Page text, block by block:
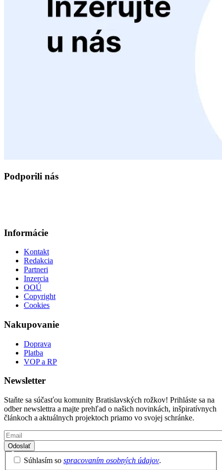
Podporili nás
Informácie
Kontakt
Redakcia
Partneri
Inzercia
OOÚ
Copyright
Cookies
Nakupovanie
Doprava
Platba
VOP a RP
Newsletter
Staňte sa súčasťou komunity Bratislavských rožkov! Prihláste sa na
odber newslettra a majte prehľad o našich novinkách, inšpiratívnych
článkoch a aktuálnych projektoch priamo vo svojej schránke.
Email
Privacy
Policy
Súhlasím so spracovaním osobných údajov.